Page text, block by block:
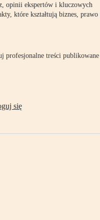
opinii ekspertów i kluczowych
które kształtują biznes, prawo
profesjonalne treści publikowane
się